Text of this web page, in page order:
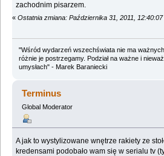
zachodnim pisarzem.
« Ostatnia zmiana: Października 31, 2011,
"Wśród wydarzeń wszechświata nie ma
różnie je postrzegamy. Podział na ważne i
umysłach" - Marek Baraniecki
Terminus
Global Moderator
A jak to wystylizowane wnętrze rakiety ze
kredensami podobało wam się w serialu tv